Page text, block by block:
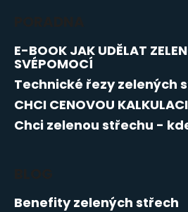
E-BOOK JAK UDĚLAT
SVÉPOMOCÍ
Technické řezy zelených
CHCI CENOVOU KALKULACI
Chci zelenou střechu -
Benefity zelených střech